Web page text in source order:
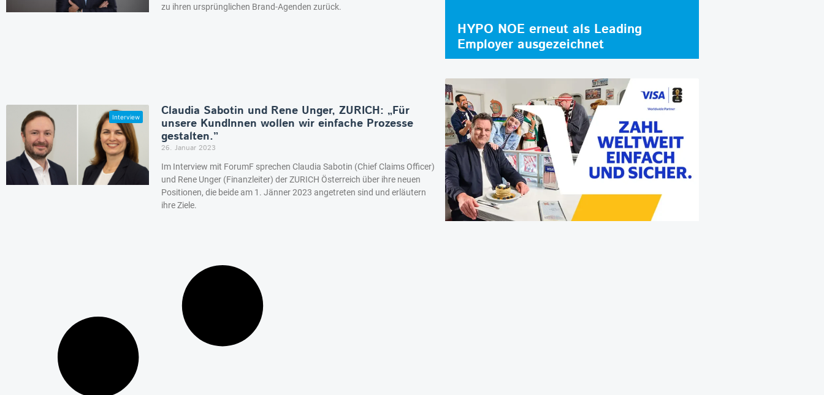
zu ihren ursprünglichen Brand-Agenden zurück.
Claudia Sabotin und Rene Unger, ZURICH: „Für
unsere KundInnen wollen wir einfache Prozesse
gestalten.”
26. Januar 2023
Im Interview mit ForumF sprechen Claudia Sabotin (Chief Claims Officer)
und Rene Unger (Finanzleiter) der ZURICH Österreich über ihre neuen
Positionen, die beide am 1. Jänner 2023 angetreten sind und erläutern
ihre Ziele.
HYPO NOE erneut als Leading
Employer ausgezeichnet